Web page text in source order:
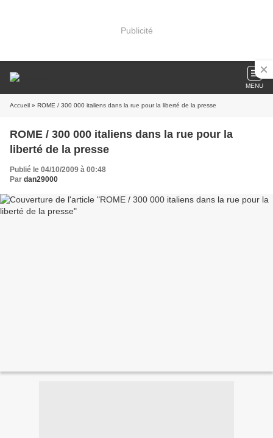
Publicité
MENU
Accueil » ROME / 300 000 italiens dans la rue pour la liberté de la presse
ROME / 300 000 italiens dans la rue pour la
liberté de la presse
Publié le 04/10/2009 à 00:48
Par dan29000